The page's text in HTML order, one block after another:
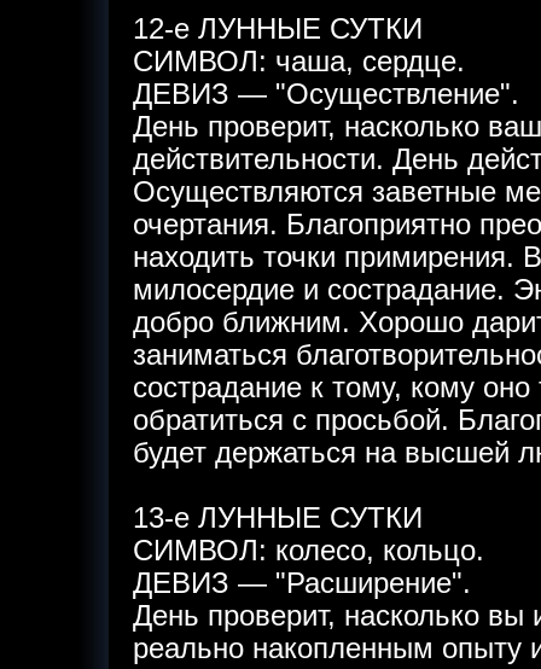
12-е ЛУННЫЕ СУТКИ
СИМВОЛ: чаша, сердце.
ДЕВИЗ — "Осуществление".
День проверит, насколько
действительности. День
Осуществляются заветные
очертания. Благоприятно
находить точки примирения.
милосердие и сострадание.
добро ближним. Хорошо
заниматься
сострадание к тому, кому
обратиться с просьбой.
будет держаться на высшей
13-е ЛУННЫЕ СУТКИ
СИМВОЛ: колесо, кольцо.
ДЕВИЗ — "Расширение".
День проверит, насколько вы
реально накопленным опыту